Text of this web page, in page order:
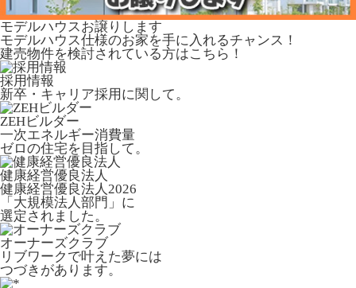
モデルハウスお譲りします
モデルハウス仕様のお家を手に入れるチャンス！
建売物件を検討されている方はこちら！
採用情報
新卒・キャリア採用に関して。
ZEHビルダー
一次エネルギー消費量
ゼロの住宅を目指して。
健康経営優良法人
健康経営優良法人2026
「大規模法人部門」に
選定されました。
オーナーズクラブ
リブワークで叶えた夢には
つづきがあります。